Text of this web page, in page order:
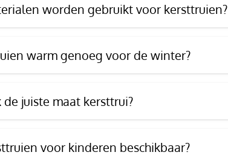
worden gebruikt voor kersttruien?
warm genoeg voor de winter?
de juiste maat kersttrui?
voor kinderen beschikbaar?